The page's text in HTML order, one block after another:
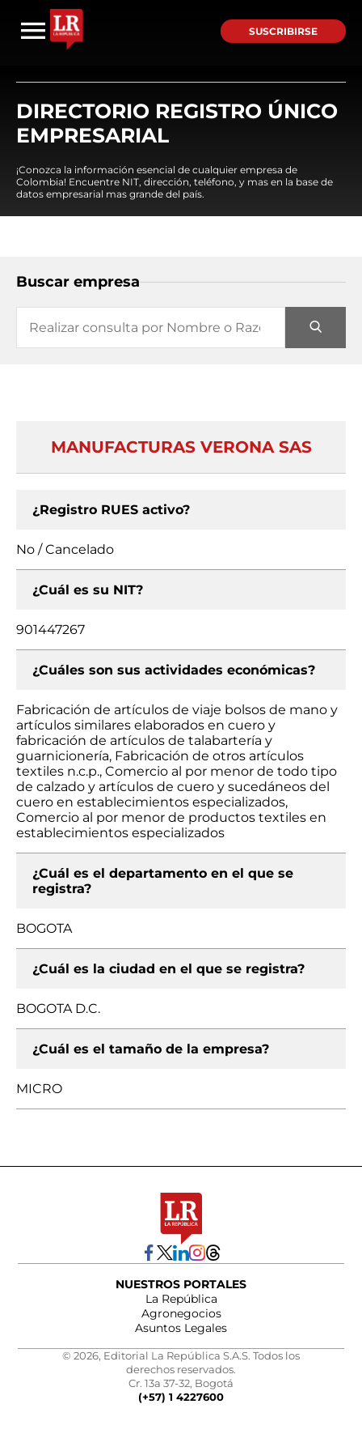
SUSCRIBIRSE
DIRECTORIO REGISTRO ÚNICO
EMPRESARIAL
¡Conozca la información esencial de cualquier empresa de
Colombia! Encuentre NIT, dirección, teléfono, y mas en la base de
datos empresarial mas grande del país.
Buscar empresa
MANUFACTURAS VERONA SAS
¿Registro RUES activo?
No / Cancelado
¿Cuál es su NIT?
901447267
¿Cuáles son sus actividades económicas?
Fabricación de artículos de viaje bolsos de mano y
artículos similares elaborados en cuero y
fabricación de artículos de talabartería y
guarnicionería, Fabricación de otros artículos
textiles n.c.p., Comercio al por menor de todo tipo
de calzado y artículos de cuero y sucedáneos del
cuero en establecimientos especializados,
Comercio al por menor de productos textiles en
establecimientos especializados
¿Cuál es el departamento en el que se
registra?
BOGOTA
¿Cuál es la ciudad en el que se registra?
BOGOTA D.C.
¿Cuál es el tamaño de la empresa?
MICRO
NUESTROS PORTALES
La República
Agronegocios
Asuntos Legales
© 2026, Editorial La República S.A.S. Todos los
derechos reservados.
Cr. 13a 37-32, Bogotá
(+57) 1 4227600